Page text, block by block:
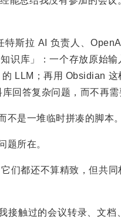
斯拉 AI 负责人、
识库」：一个存放原始
LLM；再用 Obsidian
回答复杂问题，而不再需
是一堆临时拼凑的脚本。
题所在。
们都还不算精致，但共同
触过的会议转录、文档